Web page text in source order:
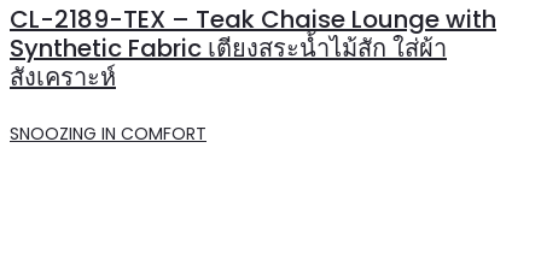
CL-2189-TEX – Teak Chaise Lounge with
Synthetic Fabric เตียงสระน้ำไม้สัก ใส่ผ้า
สังเคราะห์
SNOOZING IN COMFORT